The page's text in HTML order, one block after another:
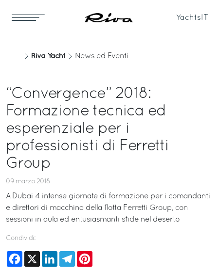
Yachts
Riva Yacht News ed Eventi
“Convergence” 2018:
Formazione tecnica ed
esperenziale per i
professionisti di Ferretti
Group
09 marzo 2018
A Dubai 4 intense giornate di formazione per i comandanti
e direttori di macchina della flotta Ferretti Group, con
sessioni in aula ed entusiasmanti sfide nel deserto
Condividi:
Facebook
X LinkedInTelegram